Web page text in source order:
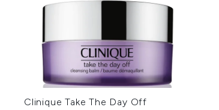
Huidbalsems
resultaten te
te behouden. Een
Wij bieden een
Ordinary,
combineert met
Ontdek
Clinique Take The Day Off